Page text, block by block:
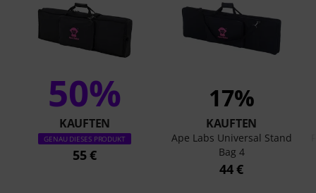
50%
KAUFTEN
GENAU DIESES PRODUKT
55 €
17%
KAUFTEN
Ape Labs Universal Stand
Bag 4
44 €